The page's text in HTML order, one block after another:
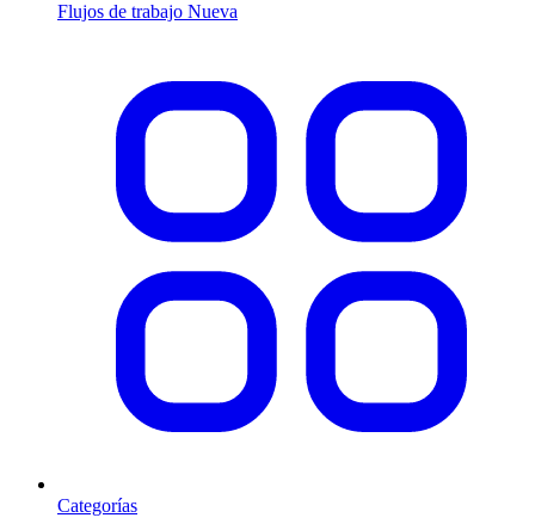
Flujos de trabajo Nueva
Categorías